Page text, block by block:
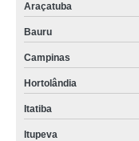
Araçatuba
Bauru
Campinas
Hortolândia
Itatiba
Itupeva